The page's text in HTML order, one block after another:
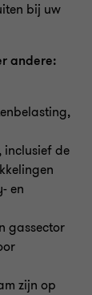
bij uw
andere:
inclusief de
en
gassector
zijn op